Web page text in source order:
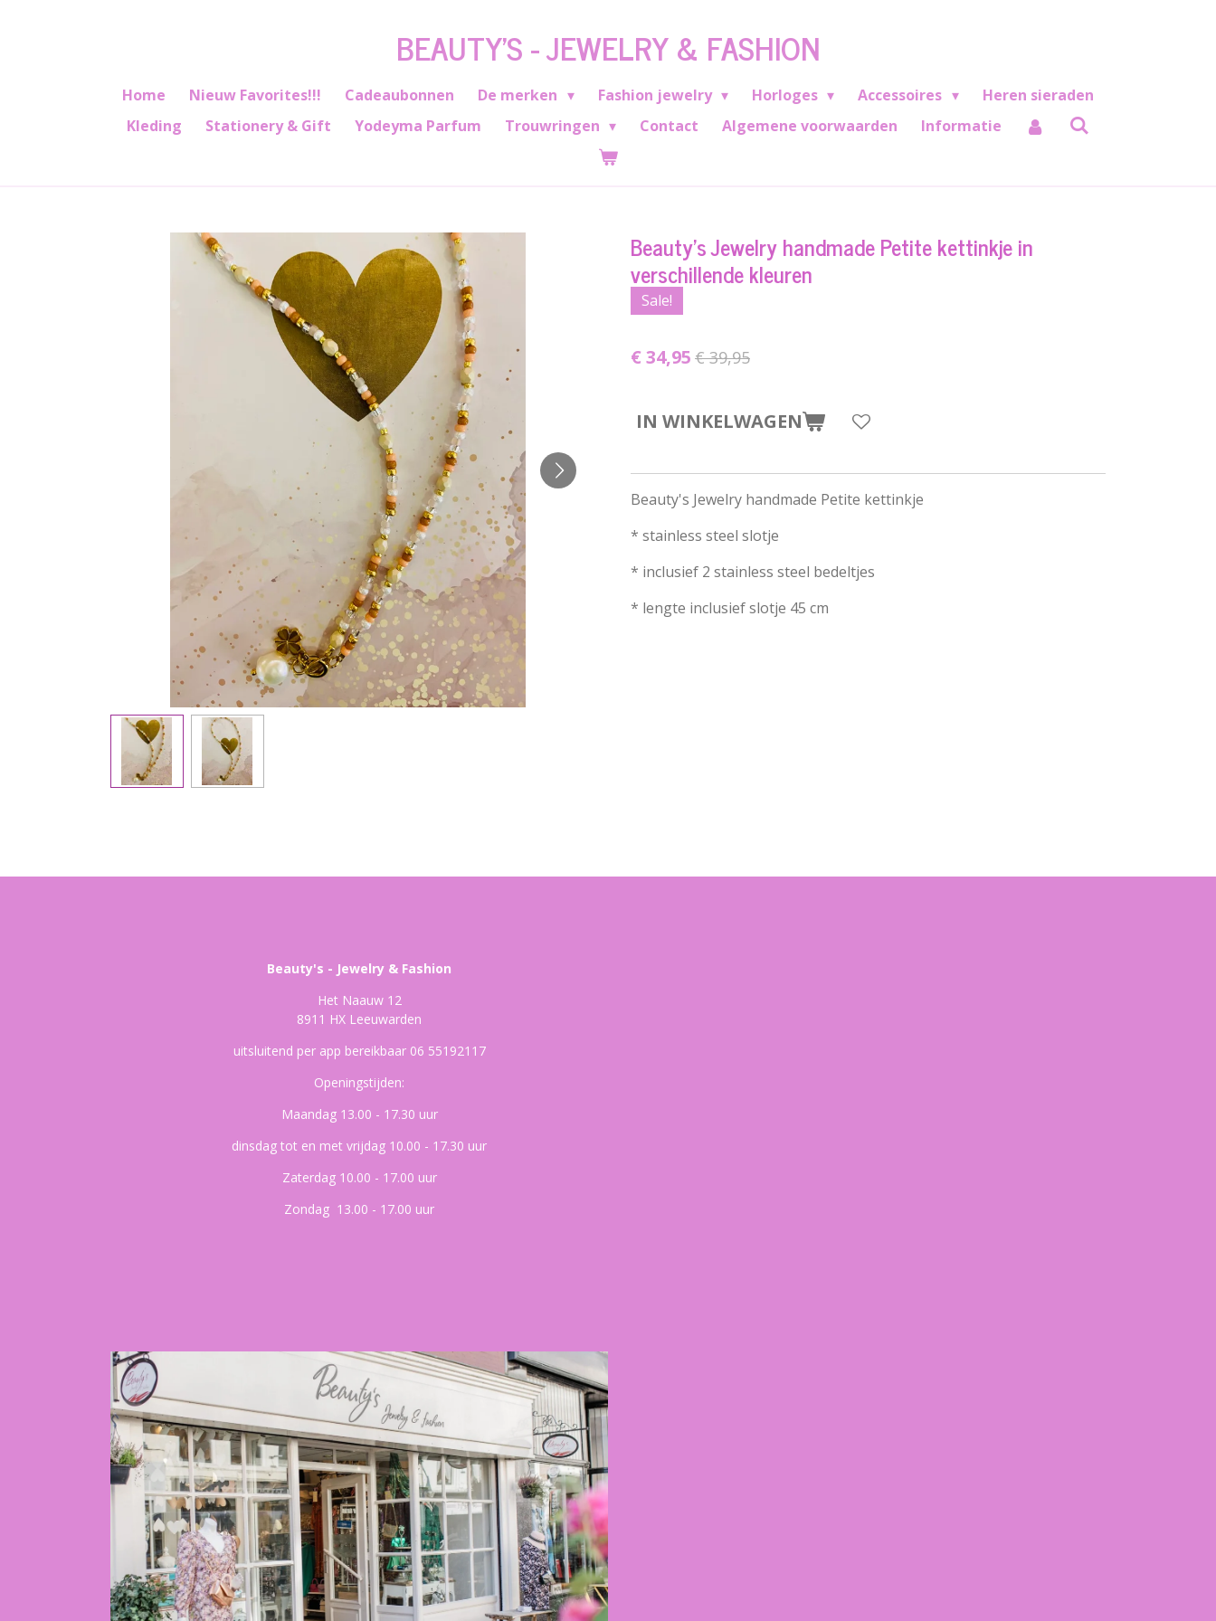
BEAUTY'S - JEWELRY & FASHION
Home Nieuw Favorites!!! Cadeaubonnen De merken Fashion jewelry Horloges Accessoires
Heren sieraden
Kleding
Stationery & Gift Yodeyma Parfum Trouwringen Contact Algemene voorwaarden Informatie
Beauty's Jewelry handmade Petite kettinkje in
verschillende kleuren
Sale!
€ 34,95 € 39,95
IN WINKELWAGEN
Beauty's Jewelry handmade Petite kettinkje
* stainless steel slotje
* inclusief 2 stainless steel bedeltjes
* lengte inclusief slotje 45 cm
Beauty's - Jewelry & Fashion
Het Naauw 12
8911 HX Leeuwarden
uitsluitend per app bereikbaar 06 55192117
Openingstijden:
Maandag 13.00 - 17.30 uur
dinsdag tot en met vrijdag 10.00 - 17.30 uur
Zaterdag 10.00 - 17.00 uur
Zondag 13.00 - 17.00 uur